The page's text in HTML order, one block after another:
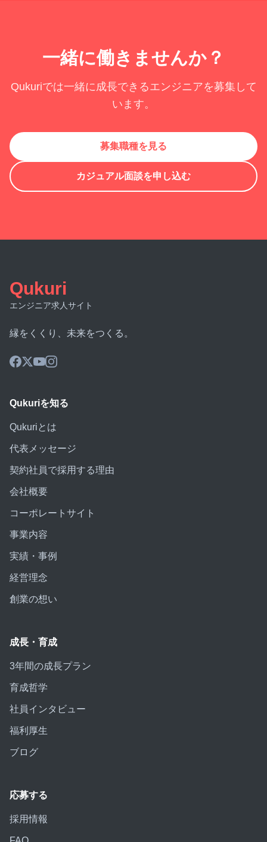
一緒に働きませんか？
Qukuriでは一緒に成長できるエンジニアを募集して
います。
募集職種を見る
カジュアル面談を申し込む
Qukuri
エンジニア求人サイト
縁をくくり、未来をつくる。
Qukuriを知る
Qukuriとは
代表メッセージ
契約社員で採用する理由
会社概要
コーポレートサイト
事業内容
実績・事例
経営理念
創業の想い
成長・育成
3年間の成長プラン
育成哲学
社員インタビュー
福利厚生
ブログ
応募する
採用情報